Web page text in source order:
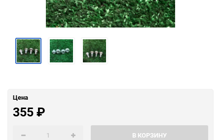
Цена
355₽
В КОРЗИНУ